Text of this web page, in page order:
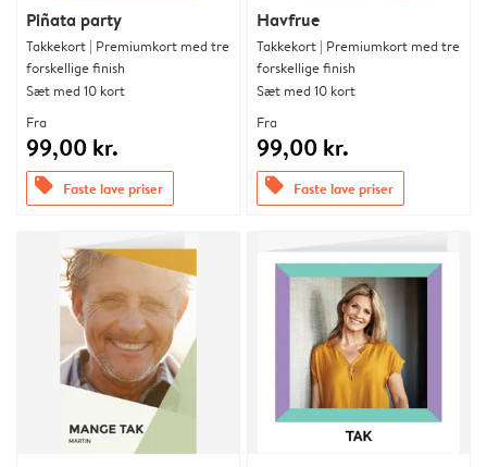
Piñata party
Takkekort | Premiumkort med tre
forskellige finish
Sæt med 10 kort
Fra
99,00 kr.
offers Faste lave priser
Havfrue
Takkekort | Premiumkort med tre
forskellige finish
Sæt med 10 kort
Fra
99,00 kr.
offers Faste lave priser